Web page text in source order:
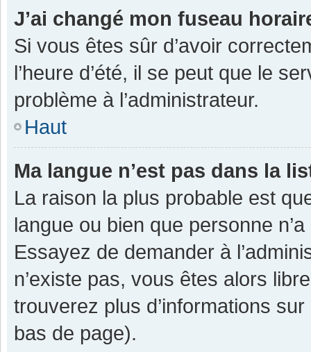
J’ai changé mon fuseau
Si vous êtes sûr d’avoir
l’heure d’été, il se peut que le
problème à l’administrateur.
Haut
Ma langue n’est pas dans la
La raison la plus probable est
langue ou bien que personne
Essayez de demander à
n’existe pas, vous êtes alors
trouverez plus d’informations
bas de page).